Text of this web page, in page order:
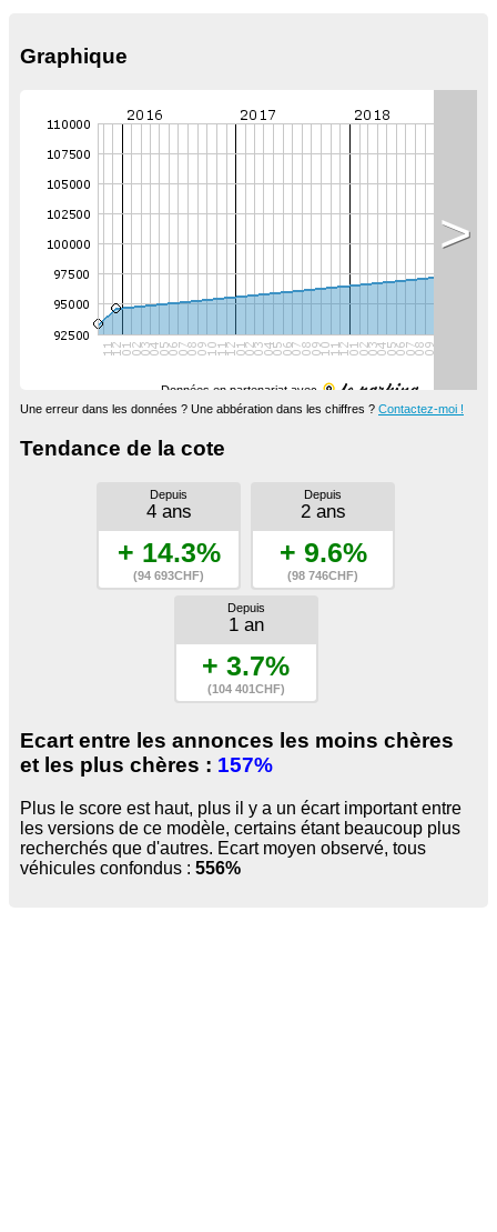
Graphique
Données en partenariat avec
>
Une erreur dans les données ? Une abbération dans les chiffres ? Contactez-moi !
Tendance de la cote
Depuis
4 ans
+ 14.3%
(94 693CHF)
Depuis
2 ans
+ 9.6%
(98 746CHF)
Depuis
1 an
+ 3.7%
(104 401CHF)
Ecart entre les annonces les moins chères
et les plus chères : 157%
Plus le score est haut, plus il y a un écart important entre
les versions de ce modèle, certains étant beaucoup plus
recherchés que d'autres. Ecart moyen observé, tous
véhicules confondus : 556%